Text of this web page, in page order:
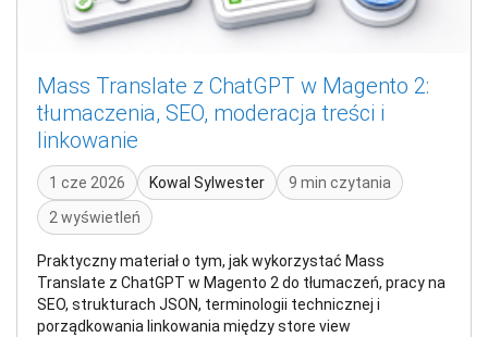
Mass Translate z ChatGPT w Magento 2:
tłumaczenia, SEO, moderacja treści i
linkowanie
1 cze 2026 Kowal Sylwester
9 min czytania
2 wyświetleń
Praktyczny materiał o tym, jak wykorzystać Mass
Translate z ChatGPT w Magento 2 do tłumaczeń, pracy na
SEO, strukturach JSON, terminologii technicznej i
porządkowania linkowania między store view